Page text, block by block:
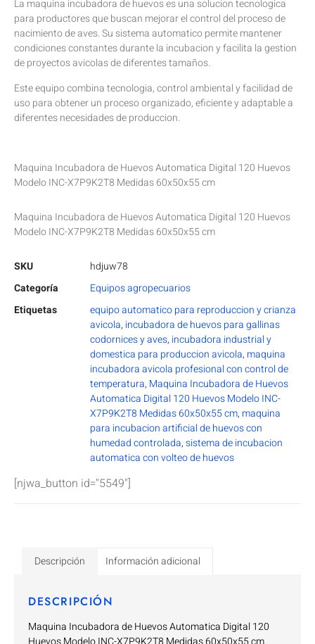
La maquina incubadora de huevos es una solucion tecnologica
para productores que buscan mejorar el control del proceso de
nacimiento de aves. Su sistema automatico permite mantener
condiciones constantes durante la incubacion y facilita la gestion
de proyectos avicolas de diferentes tamaños.
Este equipo combina tecnologia, control ambiental y facilidad de
uso para obtener un proceso organizado, eficiente y adaptable a
diferentes necesidades de produccion.
Maquina Incubadora de Huevos Automatica Digital 120 Huevos
Modelo INC-X7P9K2T8 Medidas 60x50x55 cm
Maquina Incubadora de Huevos Automatica Digital 120 Huevos
Modelo INC-X7P9K2T8 Medidas 60x50x55 cm
SKU
hdjuw78
Categoría
Equipos agropecuarios
Etiquetas
equipo automatico para reproduccion y crianza
avicola, incubadora de huevos para gallinas
codornices y aves, incubadora industrial y
domestica para produccion avicola, maquina
incubadora avicola profesional con control de
temperatura, Maquina Incubadora de Huevos
Automatica Digital 120 Huevos Modelo INC-
X7P9K2T8 Medidas 60x50x55 cm, maquina
para incubacion artificial de huevos con
humedad controlada,sistema de incubacion
automatica con volteo de huevos
[njwa_button id="5549"]
Descripción Información adicional
DESCRIPCIÓN
Maquina Incubadora de Huevos Automatica Digital 120